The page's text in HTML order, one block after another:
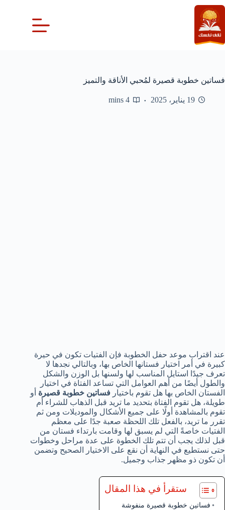
التجاوز
إلى
المحتوى
فساتين خطوبة قصيرة لمُحبي الأناقة والتميز
19 يناير، 2025 4 mins
عند اقتراب موعد حفل الخطوبة فإن الفتيات تكون في حيرة
كبيرة في أمر اختيار فستانها الخاص بها، وبالتالي نجدها لا
تعرف جيدًا استايل المناسب لها ولسنها بل الوزن والشكل
والطول أيضًا من أهم العوامل التي تساعد الفتاة في اختيار
الفستان الخاص بها هل تقوم باختيار فساتين خطوبة قصيرة أو
طويلة، هل تقوم الفتاة بتحديد ما تريد قبل الذهاب للشراء أم
تقوم بالمشاهدة أولًا على جميع الأشكال والموديلات ومن ثم
تقرر ما تريد، بالفعل تلك اللحظة صعبة جدًا على معظم
الفتيات خاصةً التي لم يسبق لها وقامت بارتداء فستان من
قبل لذلك يجب أن تتم تلك الخطوة على عدة مراحل وخطوات
حتى نستطيع في النهاية أن نقع على الاختيار الصحيح وتضمن
أن تكون ذو مظهر جذاب وجميل.
ستقرأ في هذا المقال
فساتين خطوبة قصيرة منفوشة